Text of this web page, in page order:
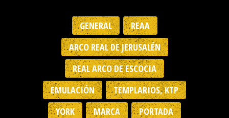
GENERAL
REAA
ARCO REAL DE JERUSALÉN
REAL ARCO DE ESCOCIA
EMULACIÓN
TEMPLARIOS, KTP
YORK
MARCA
PORTADA